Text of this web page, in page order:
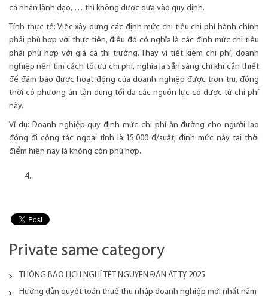
cá nhân lãnh đạo, … thì không được đưa vào quy định.
Tính thực tế: Việc xây dựng các định mức chi tiêu chi phí hành chính
phải phù hợp với thực tiễn, điều đó có nghĩa là các định mức chi tiêu
phải phù hợp với giá cả thị trường. Thay vì tiết kiệm chi phí, doanh
nghiệp nên tìm cách tối ưu chi phí, nghĩa là sẵn sàng chi khi cần thiết
để đảm bảo được hoạt động của doanh nghiệp được trơn tru, đồng
thời có phương án tận dụng tối đa các nguồn lực có được từ chi phí
này.
Ví dụ: Doanh nghiệp quy định mức chi phí ăn đường cho người lao
động đi công tác ngoại tỉnh là 15.000 đ/suất, định mức này tại thời
điểm hiện nay là không còn phù hợp.
Private same category
THÔNG BÁO LỊCH NGHỈ TẾT NGUYÊN ĐÁN ẤT TỴ 2025
Hướng dẫn quyết toán thuế thu nhập doanh nghiệp mới nhất năm